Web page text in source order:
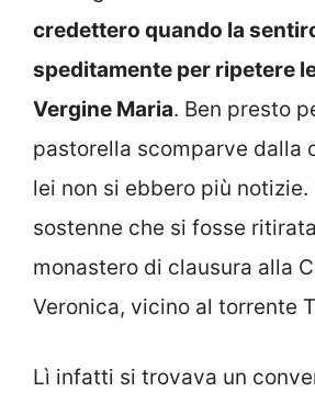
credettero quando la
speditamente per ripetere
Vergine Maria. Ben presto
pastorella scomparve dalla
lei non si ebbero più notizie.
sostenne che si fosse
monastero di clausura alla
Veronica, vicino al torrente
Lì infatti si trovava un